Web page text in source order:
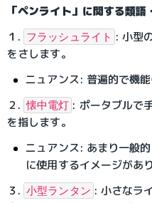
「ペンライト」に関する類語
１. フラッシュライト : 小型
をさします。
ニュアンス: 普遍的で機
２. 懐中電灯 : ポータブルで
を指します。
ニュアンス: あまり一般
に使用するイメージがあ
３. 小型ランタン : 小さなラ